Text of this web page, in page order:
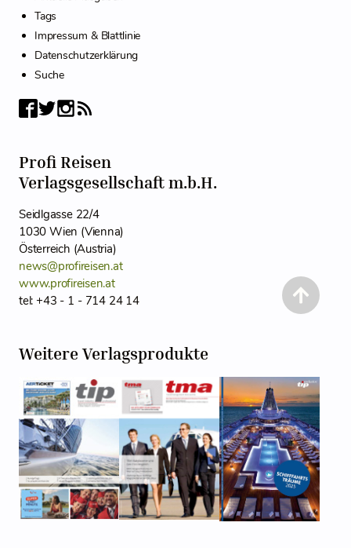
Tags
Impressum & Blattlinie
Datenschutzerklärung
Suche
Profi Reisen
Verlagsgesellschaft m.b.H.
Seidlgasse 22/4
1030 Wien (Vienna)
Österreich (Austria)
news@profireisen.at
www.profireisen.at
tel: +43 - 1 - 714 24 14
Weitere Verlagsprodukte